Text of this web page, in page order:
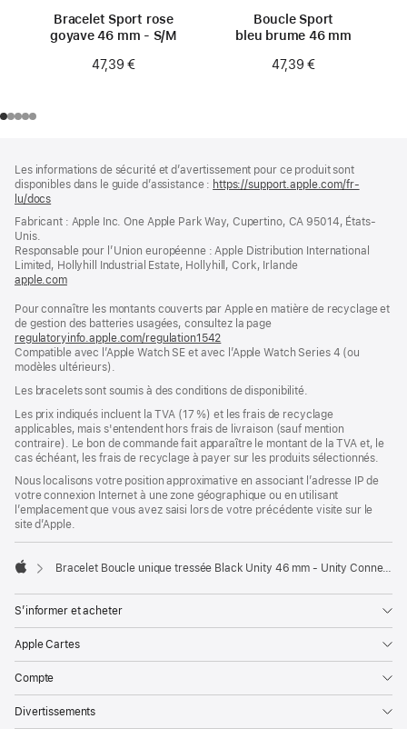
Bracelet Sport rose
goyave 46 mm - S/M
47,39 €
Boucle Sport
bleu brume 46 mm
47,39 €
de
page
de
bas
de
page
Les informations de sécurité et d’avertissement pour ce produit sont
disponibles dans le guide d’assistance : https://support.apple.com/fr-
lu/docs
une
fenêtre)
Fabricant : Apple Inc. One Apple Park Way, Cupertino, CA 95014, États-
Unis.
Responsable pour l’Union européenne : Apple Distribution International
Limited, Hollyhill Industrial Estate, Hollyhill, Cork, Irlande
apple.com(s’ouvre
une
nouvelle
fenêtre)
Pour connaître les montants couverts par Apple en matière de recyclage et
de gestion des batteries usagées, consultez la page
regulatoryinfo.apple.com/regulation1542
dans
fenêtre)
Compatible avec l’Apple Watch SE et avec l’Apple Watch Series 4 (ou
modèles ultérieurs).
Les bracelets sont soumis à des conditions de disponibilité.
Les prix indiqués incluent la TVA (17 %) et les frais de recyclage
applicables, mais s'entendent hors frais de livraison (sauf mention
contraire). Le bon de commande fait apparaître le montant de la TVA et, le
cas échéant, les frais de recyclage à payer sur les produits sélectionnés.
Nous localisons votre position approximative en associant l’adresse IP de
votre connexion Internet à une zone géographique ou en utilisant
l’emplacement que vous avez saisi lors de votre précédente visite sur le
site d’Apple.
Bracelet Boucle unique tressée Black Unity 46 mm - Unity Connection - Taille 1
S’informer et acheter
Apple Cartes
Compte
Divertissements